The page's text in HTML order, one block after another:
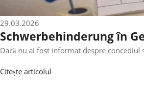
29.03.2026
Schwerbehinderung în
Dacă nu ai fost informat despre
Citește articolul